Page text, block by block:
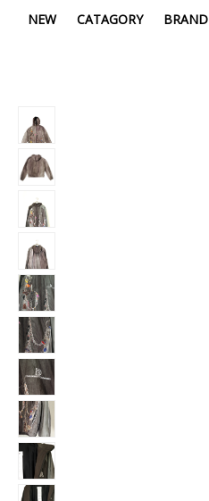
NEW CATAGORY BRAND